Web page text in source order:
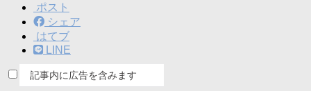
ポスト
シェア
はてブ
LINE
記事内に広告を含みます